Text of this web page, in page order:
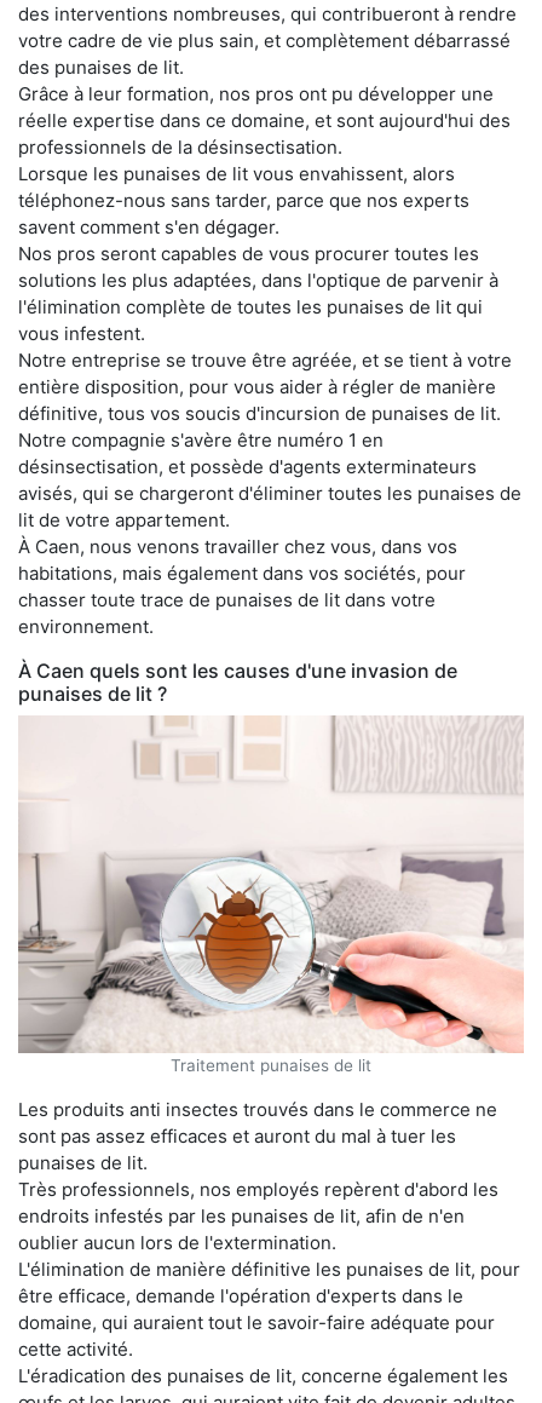
des interventions nombreuses, qui contribueront à rendre
votre cadre de vie plus sain, et complètement débarrassé
des punaises de lit.
Grâce à leur formation, nos pros ont pu développer une
réelle expertise dans ce domaine, et sont aujourd'hui des
professionnels de la désinsectisation.
Lorsque les punaises de lit vous envahissent, alors
téléphonez-nous sans tarder, parce que nos experts
savent comment s'en dégager.
Nos pros seront capables de vous procurer toutes les
solutions les plus adaptées, dans l'optique de parvenir à
l'élimination complète de toutes les punaises de lit qui
vous infestent.
Notre entreprise se trouve être agréée, et se tient à votre
entière disposition, pour vous aider à régler de manière
définitive, tous vos soucis d'incursion de punaises de lit.
Notre compagnie s'avère être numéro 1 en
désinsectisation, et possède d'agents exterminateurs
avisés, qui se chargeront d'éliminer toutes les punaises de
lit de votre appartement.
À Caen, nous venons travailler chez vous, dans vos
habitations, mais également dans vos sociétés, pour
chasser toute trace de punaises de lit dans votre
environnement.
À Caen quels sont les causes d'une invasion de
punaises de lit ?
Traitement punaises de lit
Les produits anti insectes trouvés dans le commerce ne
sont pas assez efficaces et auront du mal à tuer les
punaises de lit.
Très professionnels, nos employés repèrent d'abord les
endroits infestés par les punaises de lit, afin de n'en
oublier aucun lors de l'extermination.
L'élimination de manière définitive les punaises de lit, pour
être efficace, demande l'opération d'experts dans le
domaine, qui auraient tout le savoir-faire adéquate pour
cette activité.
L'éradication des punaises de lit, concerne également les